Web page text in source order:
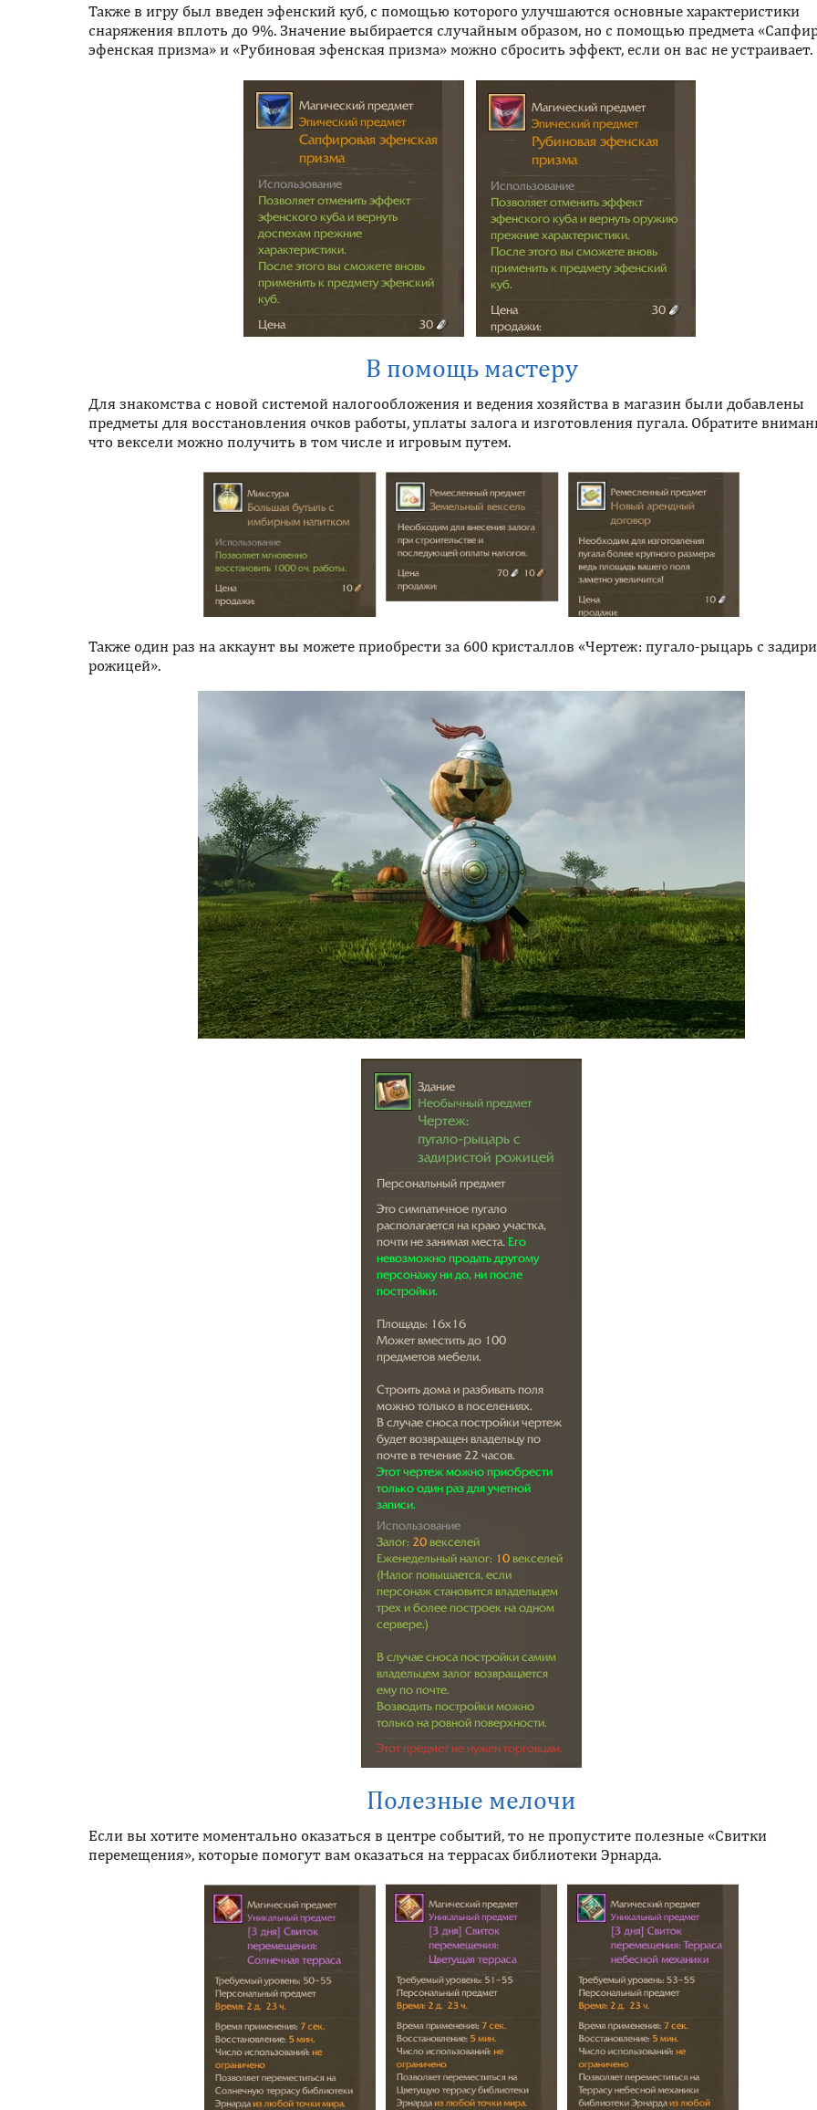
Также в игру был введен эфенский куб, с помощью которого улучшаются основные характеристики
снаряжения вплоть до 9%. Значение выбирается случайным образом, но с помощью предмета
эфенская призма» и «Рубиновая эфенская призма» можно сбросить эффект, если он вас не устраивает.
В помощь мастеру
Для знакомства с новой системой налогообложения и ведения хозяйства в магазин были добавлены
предметы для восстановления очков работы, уплаты залога и изготовления пугала. Обратите
что вексели можно получить в том числе и игровым путем.
Также один раз на аккаунт вы можете приобрести за 600 кристаллов «Чертеж: пугало-рыцарь с
рожицей».
Полезные мелочи
Если вы хотите моментально оказаться в центре событий, то не пропустите полезные «Свитки
перемещения», которые помогут вам оказаться на террасах библиотеки Эрнарда.